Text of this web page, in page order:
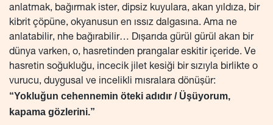
anlatmak, bağırmak ister, dipsiz kuyulara, akan yıldıza, bir
kibrit çöpüne, okyanusun en ıssız dalgasına. Ama ne
anlatabilir, nhe bağırabilir… Dışarıda gürül gürül akan bir
dünya varken, o, hasretinden prangalar eskitir içeride. Ve
hasretin soğukluğu, incecik jilet kesiği bir sızıyla birlikte o
vurucu, duygusal ve incelikli mısralara dönüşür:
“Yokluğun cehennemin öteki adıdır / Üşüyorum,
kapama gözlerini.”